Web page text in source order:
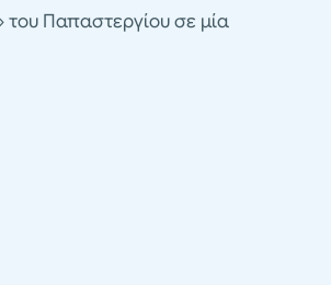
Παπαστεργίου σε μία